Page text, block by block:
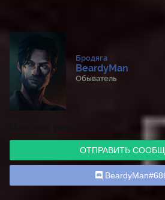
Бродяга
BeardyMan
Обыватель
ОТПРАВИТЬ